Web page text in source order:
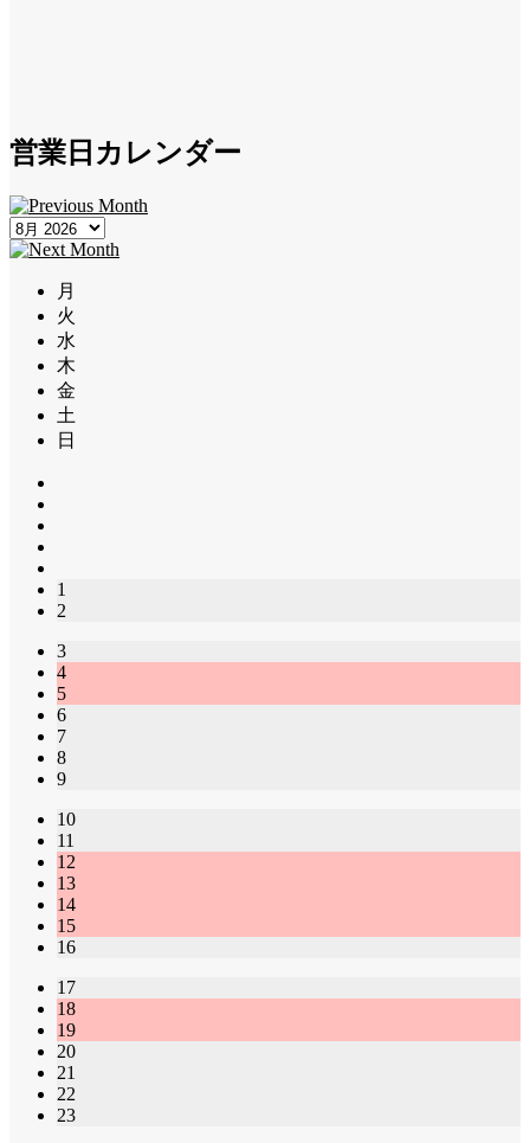
営業日カレンダー
月
火
水
木
金
土
日
1
2
3
4
5
6
7
8
9
10
11
12
13
14
15
16
17
18
19
20
21
22
23